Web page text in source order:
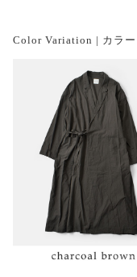
Color Variation | カラー